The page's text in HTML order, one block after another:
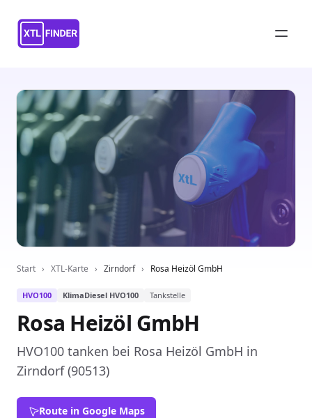
Start › XTL-Karte › Zirndorf › Rosa Heizöl GmbH
HVO100 KlimaDiesel HVO100 Tankstelle
Rosa Heizöl GmbH
HVO100 tanken bei Rosa Heizöl GmbH in
Zirndorf (90513)
Route in Google Maps